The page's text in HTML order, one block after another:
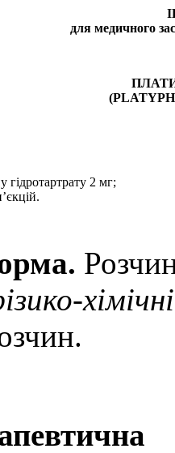
для медичного
гідротартрату 2 мг;